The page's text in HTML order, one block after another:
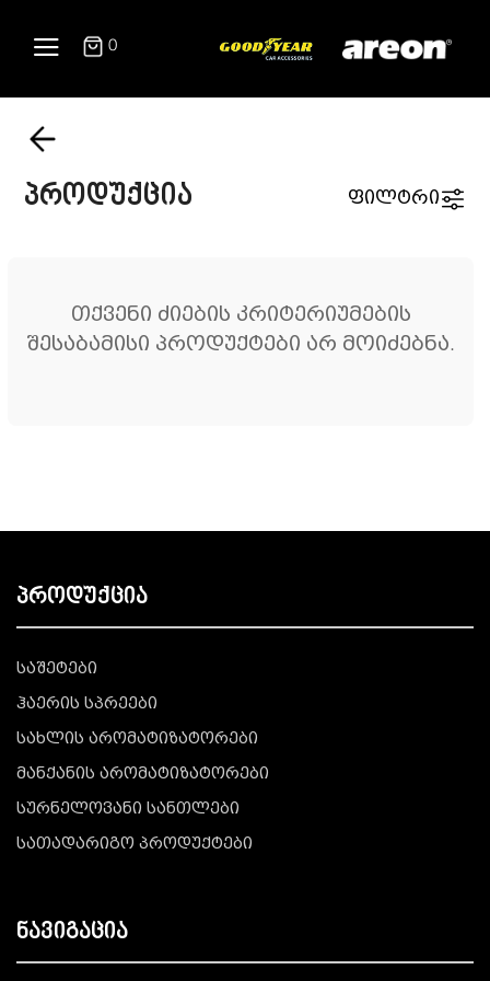
0
პროდუქცია ფილტრი
თქვენი ძიების კრიტერიუმების
შესაბამისი პროდუქტები არ მოიძებნა.
პროდუქცია
საშეტები
ჰაერის სპრეები
სახლის არომატიზატორები
მანქანის არომატიზატორები
სურნელოვანი სანთლები
სათადარიგო პროდუქტები
ნავიგაცია